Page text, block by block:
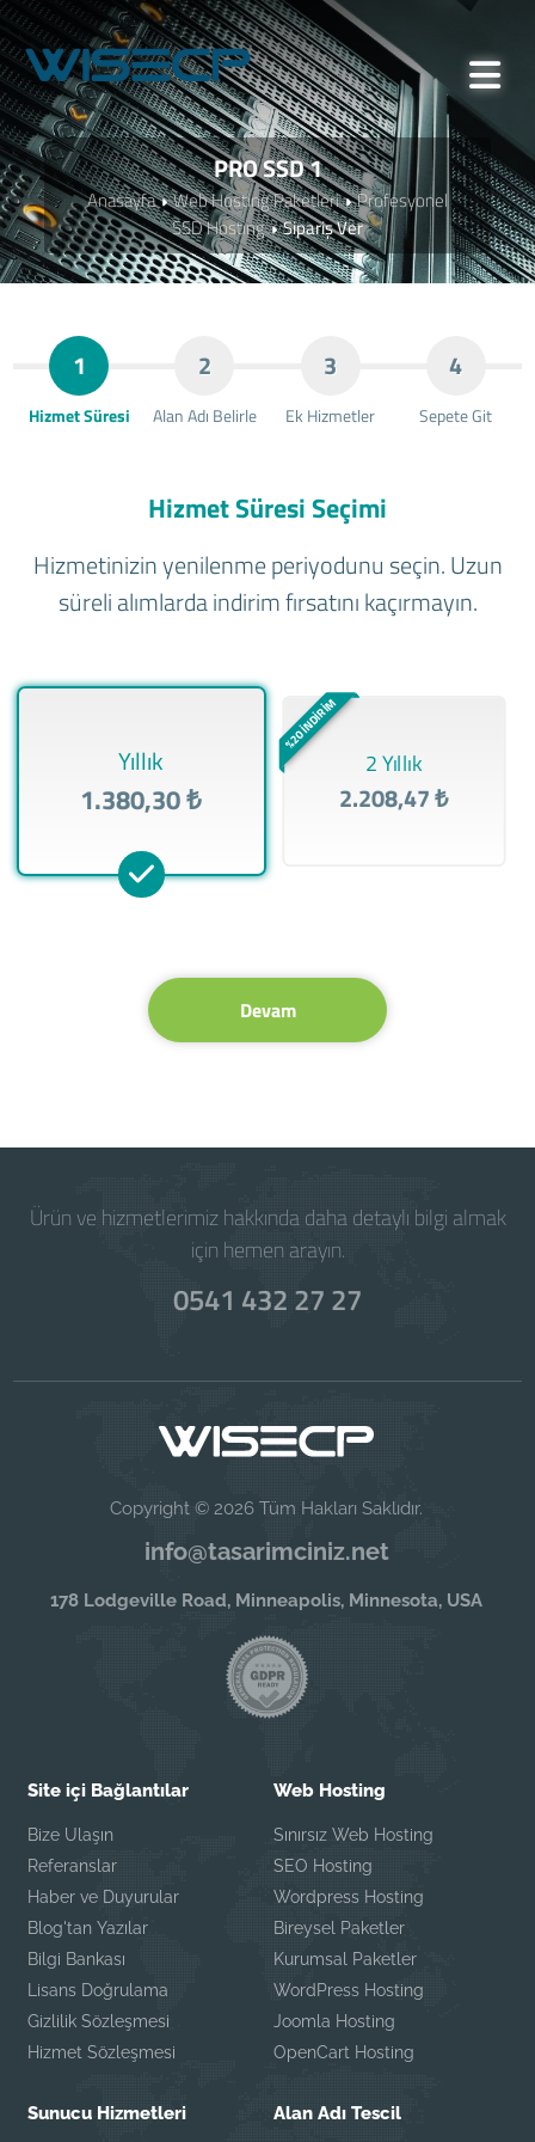
PRO SSD 1
Anasayfa Web Hosting Paketleri
Profesyonel
SSD Hosting
Sipariş Ver
1
Hizmet Süresi
2
Alan Adı Belirle
3
Ek Hizmetler
4
Sepete Git
Hizmet Süresi Seçimi
Hizmetinizin yenilenme periyodunu seçin. Uzun
süreli alımlarda indirim fırsatını kaçırmayın.
Yıllık
1.380,30 ₺
%20 İNDİRİM
2 Yıllık
2.208,47 ₺
Devam
Ürün ve hizmetlerimiz hakkında daha detaylı bilgi almak
için hemen arayın.
0541 432 27 27
Copyright © 2026 Tüm Hakları Saklıdır.
info@tasarimciniz.net
178 Lodgeville Road, Minneapolis, Minnesota, USA
Site içi Bağlantılar
Bize Ulaşın
Referanslar
Haber ve Duyurular
Blog'tan Yazılar
Bilgi Bankası
Lisans Doğrulama
Gizlilik Sözleşmesi
Hizmet Sözleşmesi
Web Hosting
Sınırsız Web Hosting
SEO Hosting
Wordpress Hosting
Bireysel Paketler
Kurumsal Paketler
WordPress Hosting
Joomla Hosting
OpenCart Hosting
Sunucu Hizmetleri Alan Adı Tescil